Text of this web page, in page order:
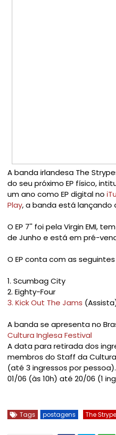
A banda irlandesa The
do seu próximo EP físico,
um ano como EP digital no
Play, a banda está lançando
O EP 7'' foi pela Virgin EMI,
de Junho e está em pré-
O EP conta com as
1. Scumbag City
2. Eighty-Four
3. Kick Out The Jams
A banda se apresenta no
Cultura Inglesa Festival
Adata para retirada dos
membros do Staff da
(até 3 ingressos por
01/06 (às 10h) até 20/06 (1
Tags postagens The